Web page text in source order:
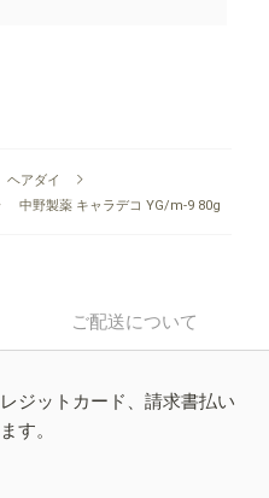
ヘアダイ
中野製薬 キャラデコ YG/m-9 80g
ご配送について
ジットカード、請求書払い
す。